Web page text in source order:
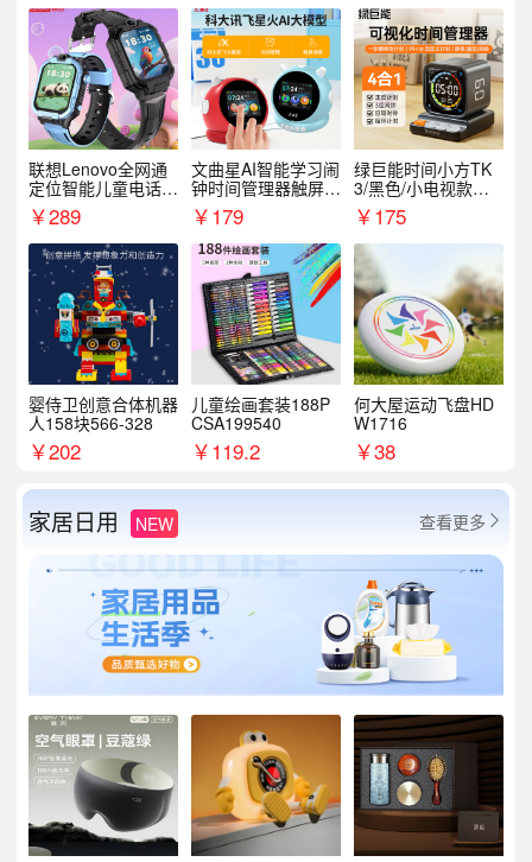
联想Lenovo全网通
定位智能儿童电话手
表A1
￥289
文曲星AI智能学习闹
钟时间管理器触屏N
1pro
￥179
绿巨能时间小方TK
3/黑色/小电视款【T
K3】
￥175
婴侍卫创意合体机器
人158块566-328
￥202
儿童绘画套装188P
CSA199540
￥119.2
何大屋运动飞盘HD
W1716
￥38
家居日用 NEW 查看更多 